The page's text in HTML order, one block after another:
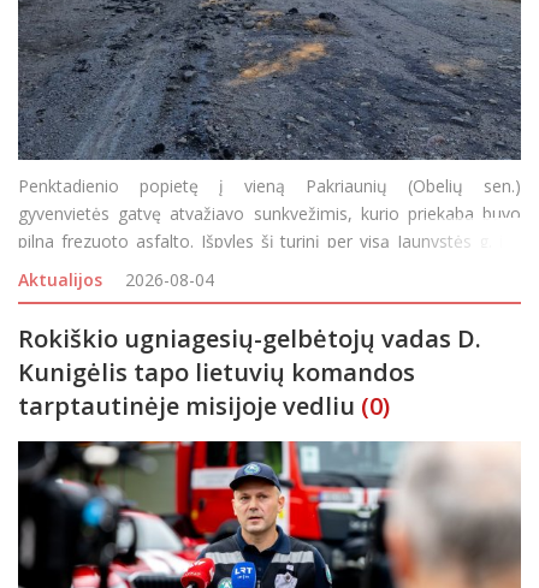
Penktadienio popietę į vieną Pakriaunių (Obelių sen.)
gyvenvietės gatvę atvažiavo sunkvežimis, kurio priekaba buvo
pilna frezuoto asfalto. Išpylęs šį turinį per visą Jaunystės g. ilgį
vairuotojas išvažiavo, o gyventojai visą savaitgalį buvo priversti
važiuoti gatvelės šon
Aktualijos 2026-08-04
Rokiškio ugniagesių-gelbėtojų vadas D.
Kunigėlis tapo lietuvių komandos
tarptautinėje misijoje vedliu (0)